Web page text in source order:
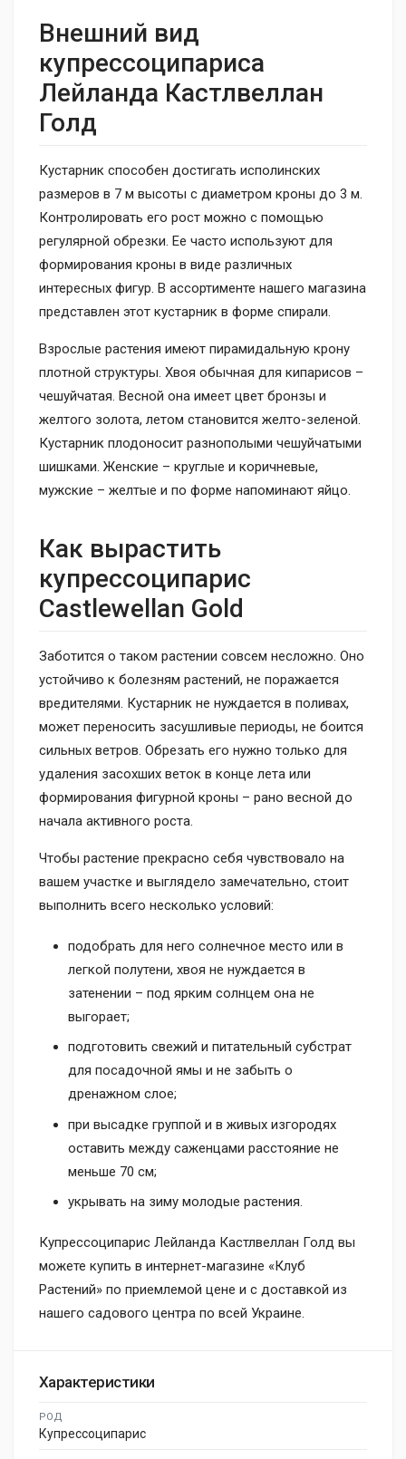
Внешний вид
купрессоципариса
Лейланда Кастлвеллан
Голд
Кустарник способен достигать исполинских
размеров в 7 м высоты с диаметром кроны до 3 м.
Контролировать его рост можно с помощью
регулярной обрезки. Ее часто используют для
формирования кроны в виде различных
интересных фигур. В ассортименте нашего магазина
представлен этот кустарник в форме спирали.
Взрослые растения имеют пирамидальную крону
плотной структуры. Хвоя обычная для кипарисов –
чешуйчатая. Весной она имеет цвет бронзы и
желтого золота, летом становится желто-зеленой.
Кустарник плодоносит разнополыми чешуйчатыми
шишками. Женские – круглые и коричневые,
мужские – желтые и по форме напоминают яйцо.
Как вырастить
купрессоципарис
Castlewellan Gold
Заботится о таком растении совсем несложно. Оно
устойчиво к болезням растений, не поражается
вредителями. Кустарник не нуждается в поливах,
может переносить засушливые периоды, не боится
сильных ветров. Обрезать его нужно только для
удаления засохших веток в конце лета или
формирования фигурной кроны – рано весной до
начала активного роста.
Чтобы растение прекрасно себя чувствовало на
вашем участке и выглядело замечательно, стоит
выполнить всего несколько условий:
подобрать для него солнечное место или в
легкой полутени, хвоя не нуждается в
затенении – под ярким солнцем она не
выгорает;
подготовить свежий и питательный субстрат
для посадочной ямы и не забыть о
дренажном слое;
при высадке группой и в живых изгородях
оставить между саженцами расстояние не
меньше 70 см;
укрывать на зиму молодые растения.
Купрессоципарис Лейланда Кастлвеллан Голд вы
можете купить в интернет-магазине «Клуб
Растений» по приемлемой цене и с доставкой из
нашего садового центра по всей Украине.
Характеристики
РОД
Купрессоципарис